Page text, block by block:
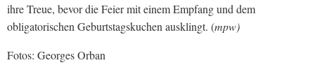
ihre Treue, bevor die Feier mit einem Empfang und dem
obligatorischen Geburtstagskuchen ausklingt. (mpw)
Fotos: Georges Orban